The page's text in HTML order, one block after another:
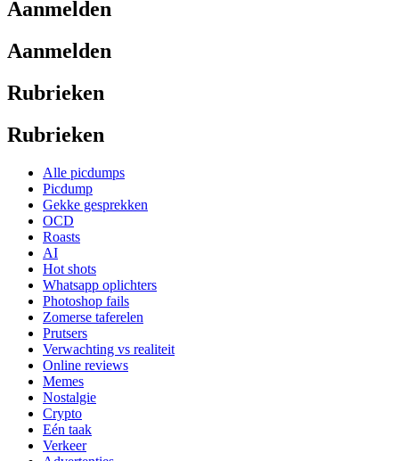
Aanmelden
Aanmelden
Rubrieken
Rubrieken
Alle picdumps
Picdump
Gekke gesprekken
OCD
Roasts
AI
Hot shots
Whatsapp oplichters
Photoshop fails
Zomerse taferelen
Prutsers
Verwachting vs realiteit
Online reviews
Memes
Nostalgie
Crypto
Eén taak
Verkeer